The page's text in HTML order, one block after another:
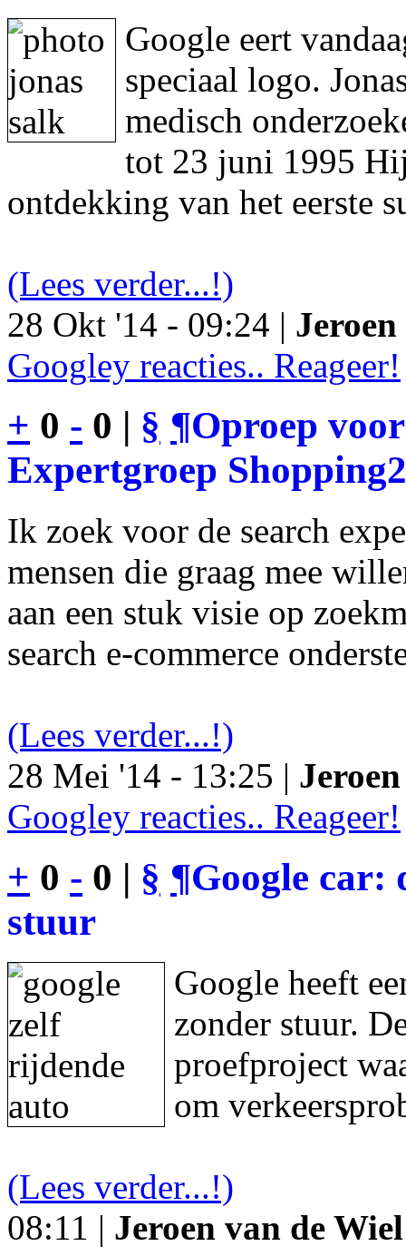
Google eert
speciaal logo.
medisch
tot 23 juni 1995
ontdekking van het eerste
(Lees verder...!)
28 Okt '14 - 09:24 |
Googley reacties.. Reageer!
+ 0 - 0 | § ¶Oproep
Expertgroep
Ik zoek voor de search
mensen die graag mee
aan een stuk visie op
search e-commerce
(Lees verder...!)
28 Mei '14 - 13:25 |
Googley reacties.. Reageer!
+ 0 - 0 | § ¶Google car:
stuur
Google heeft
zonder stuur.
proefproject
om
(Lees verder...!)
08:11 | Jeroen van de Wiel